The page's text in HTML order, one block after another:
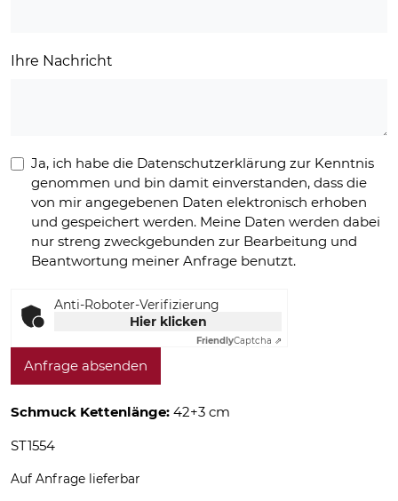
Ihre Nachricht
Ja, ich habe die Datenschutzerklärung zur Kenntnis
genommen und bin damit einverstanden, dass die
von mir angegebenen Daten elektronisch erhoben
und gespeichert werden. Meine Daten werden dabei
nur streng zweckgebunden zur Bearbeitung und
Beantwortung meiner Anfrage benutzt.
Anti-Roboter-Verifizierung
Hier klicken
FriendlyCaptcha ⇗
Anfrage absenden
Schmuck Kettenlänge: 42+3 cm
ST1554
Auf Anfrage lieferbar